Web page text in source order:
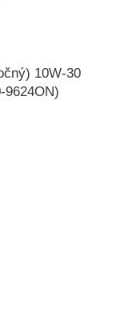
10W-30
9624ON)